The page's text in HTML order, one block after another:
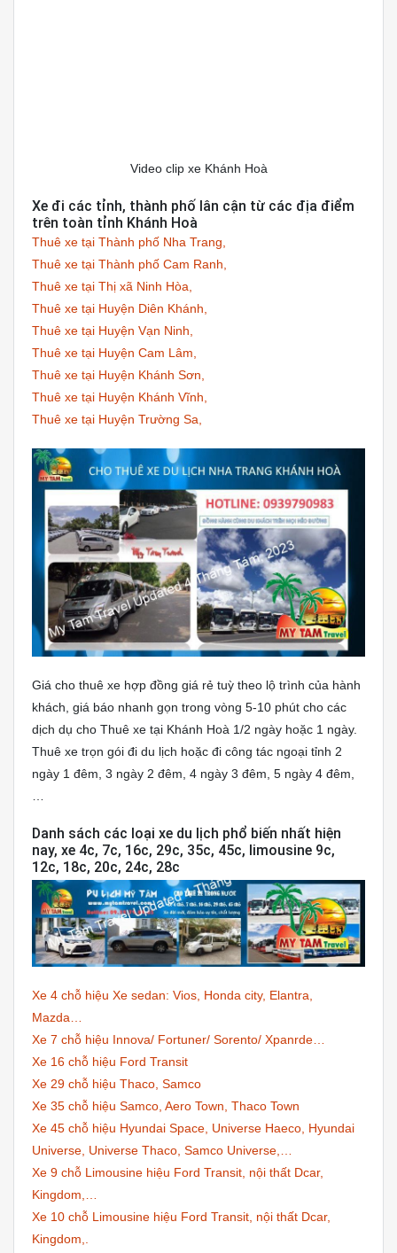
Video clip xe Khánh Hoà
Xe đi các tỉnh, thành phố lân cận từ các địa điểm
trên toàn tỉnh Khánh Hoà
Thuê xe tại Thành phố Nha Trang,
Thuê xe tại Thành phố Cam Ranh,
Thuê xe tại Thị xã Ninh Hòa,
Thuê xe tại Huyện Diên Khánh,
Thuê xe tại Huyện Vạn Ninh,
Thuê xe tại Huyện Cam Lâm,
Thuê xe tại Huyện Khánh Sơn,
Thuê xe tại Huyện Khánh Vĩnh,
Thuê xe tại Huyện Trường Sa,
Giá cho thuê xe hợp đồng giá rẻ tuỳ theo lộ trình của hành
khách, giá báo nhanh gọn trong vòng 5-10 phút cho các
dịch dụ cho Thuê xe tại Khánh Hoà 1/2 ngày hoặc 1 ngày.
Thuê xe trọn gói đi du lịch hoặc đi công tác ngoại tỉnh 2
ngày 1 đêm, 3 ngày 2 đêm, 4 ngày 3 đêm, 5 ngày 4 đêm,
Danh sách các loại xe du lịch phổ biến nhất hiện
nay, xe 4c, 7c, 16c, 29c, 35c, 45c, limousine 9c,
12c, 18c, 20c, 24c, 28c
Xe 4 chỗ hiệu Xe sedan: Vios, Honda city, Elantra,
Mazda…
Xe 7 chỗ hiệu Innova/ Fortuner/ Sorento/ Xpanrde…
Xe 16 chỗ hiệu Ford Transit
Xe 29 chỗ hiệu Thaco, Samco
Xe 35 chỗ hiệu Samco, Aero Town, Thaco Town
Xe 45 chỗ hiệu Hyundai Space, Universe Haeco, Hyundai
Universe, Universe Thaco, Samco Universe,…
Xe 9 chỗ Limousine hiệu Ford Transit, nội thất Dcar,
Kingdom,…
Xe 10 chỗ Limousine hiệu Ford Transit, nội thất Dcar,
Kingdom,.